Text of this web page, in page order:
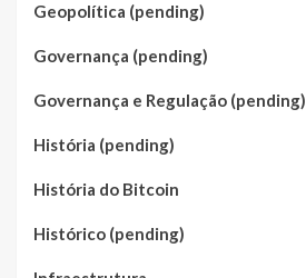
Geopolítica (pending)
Governança (pending)
Governança e Regulação (pending)
História (pending)
História do Bitcoin
Histórico (pending)